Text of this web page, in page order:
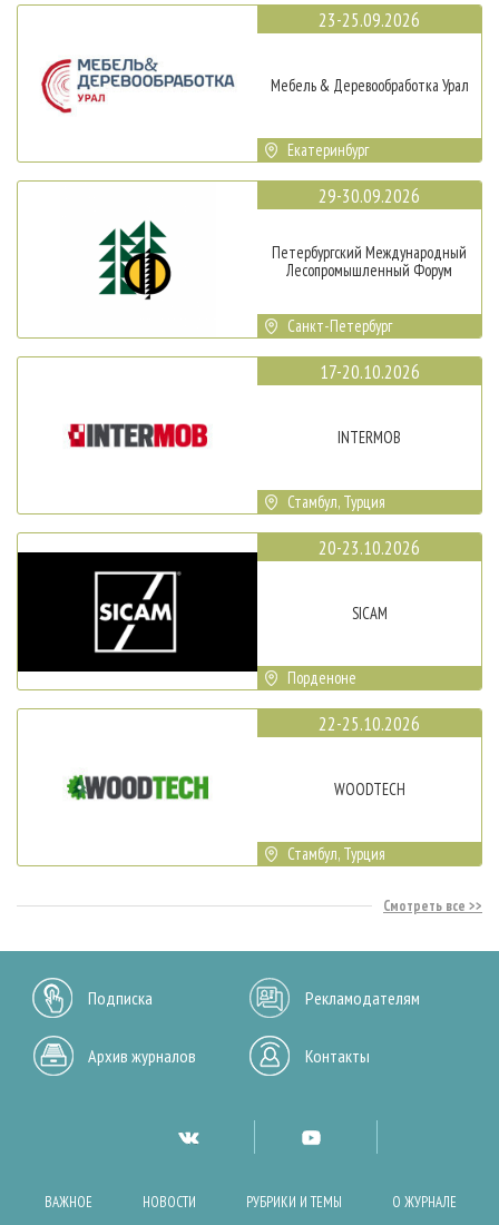
23-25.09.2026
Мебель & Деревообработка Урал
Екатеринбург
29-30.09.2026
Петербургский Международный
Лесопромышленный Форум
Санкт-Петербург
17-20.10.2026
INTERMOB
Стамбул, Турция
20-23.10.2026
SICAM
Порденоне
22-25.10.2026
WOODTECH
Стамбул, Турция
Смотреть все
Подписка Рекламодателям
Архив журналов Контакты
ВАЖНОЕ НОВОСТИ РУБРИКИ И ТЕМЫ О ЖУРНАЛЕ